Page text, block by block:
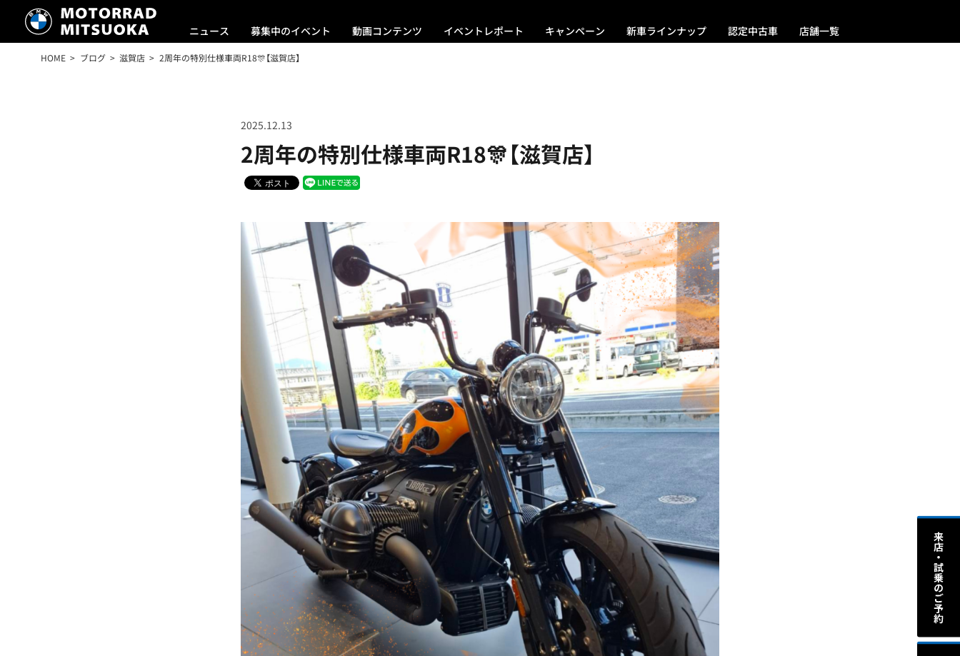
ニュース 募集中のイベント 動画コンテンツ イベントレポート キャンペーン 新車ラインナップ 認定中古車 店舗一覧
HOME ブログ 滋賀店 2周年の特別仕様車両R18🎊【滋賀店】
2周年の特別仕様車両R18🎊【滋賀店】
2025.12.13